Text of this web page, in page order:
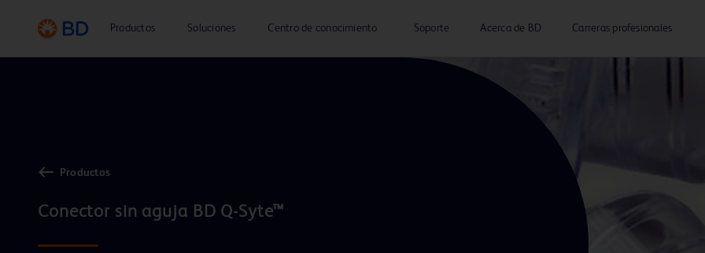
Productos Soluciones Centro de conocimiento Soporte Acerca de BD Carreras profesionales
Productos